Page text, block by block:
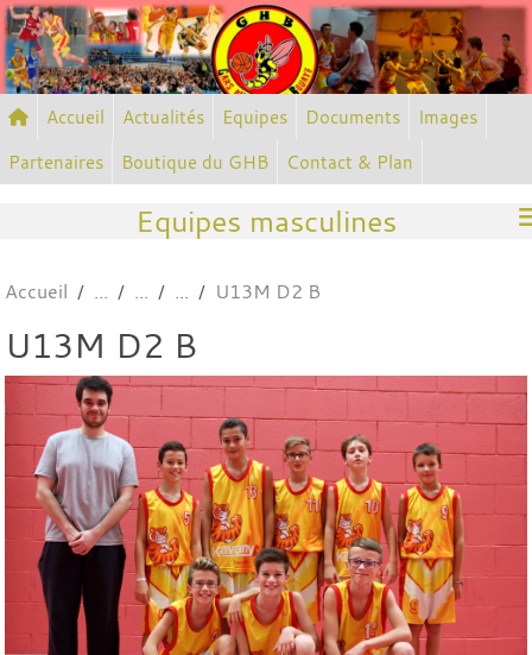
Accueil Actualités Equipes Documents
Images
Partenaires
Boutique du GHB Contact & Plan
Equipes masculines
Accueil U13M D2 B
U13M D2 B
Panneau de gestion des cookies